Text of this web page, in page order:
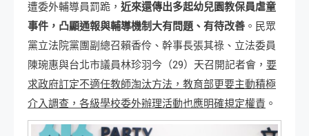
遭委外輔導員罰跪， 近來還傳出多起幼兒園教保員虐童
事件，凸顯通報與輔導機制大有問題、有待改善 。民眾
黨立法院黨團副總召賴香伶、幹事長張其祿、立法委員
陳琬惠與台北市議員林珍羽今（29）天召開記者會， 要
求政府訂定不適任教師淘汰方法，教育部更要主動積極
介入調查，各級學校委外辦理活動也應明確規定權責 。